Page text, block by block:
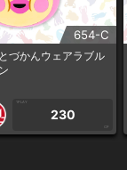
654-C
づかんウェアラブル
1PLAY
230
CP